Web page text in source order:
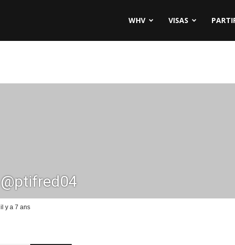
WHV VISAS
@ptifred04
il y a 7 ans